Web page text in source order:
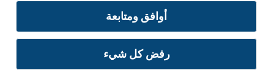
أوافق ومتابعة
رفض كل شيء